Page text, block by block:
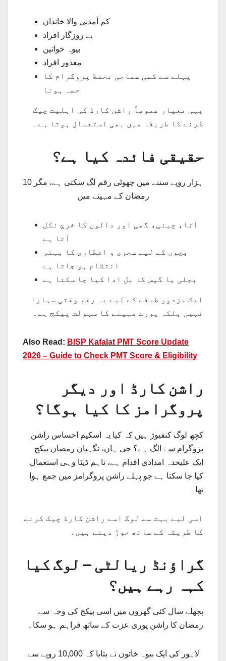
کم آمدنی والا خاندان
بے روزگار افراد
بیوہ خواتین
معذور افراد
پہلے سے کسی سماجی تحفظ پروگرام کا
حصہ ہونا
یہی معیار عموماً راشن کارڈ کی اہلیت چیک
کرنے کا طریقہ میں بھی استعمال ہوتا ہے۔
حقیقی فائدہ کیا ہے؟
10 ہزار روپے سننے میں چھوٹی رقم لگ سکتی ہے، مگر
رمضان کے مہینے میں
آٹا، چینی، گھی اور دالوں کا خرچ نکل
آتا ہے
بچوں کے لیے سحری و افطاری کا بہتر
انتظام ہو جاتا ہے
بجلی یا گیس کا بل ادا کیا جا سکتا ہے
ایک مزدور طبقے کے لیے یہ رقم وقتی سہارا
نہیں بلکہ پورے مہینے کا سہولت پیکج ہے۔
Also Read: BISP Kafalat PMT Score Update
2026 – Guide to Check PMT Score & Eligibility
راشن کارڈ اور دیگر
پروگرامز کا کیا ہوگا؟
کچھ لوگ کنفیوژ ہیں کہ کیا یہ اسکیم احساس راشن
پروگرام سے الگ ہے؟ جی ہاں، نگہبان رمضان پیکج
ایک علیحدہ امدادی اقدام ہے، تاہم ڈیٹا وہی استعمال
کیا جا سکتا ہے جو پہلے راشن پروگرامز میں جمع ہوا
تھا۔
اسی لیے بہت سے لوگ اسے راشن کارڈ چیک کرنے
کا طریقہ کے ساتھ جوڑ دیتے ہیں۔
گراؤنڈ ریالٹی – لوگ کیا
کہہ رہے ہیں؟
پچھلے سال کئی گھروں میں اسی پیکج کی وجہ سے
رمضان کا راشن پوری عزت کے ساتھ فراہم ہو سکا۔
لاہور کی ایک بیوہ خاتون نے بتایا کہ 10,000 روپے سے